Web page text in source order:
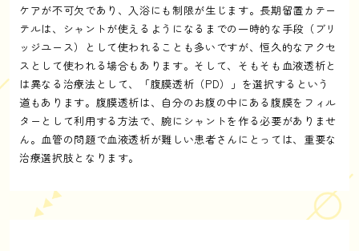
ケアが不可欠であり、入浴にも制限が生じます。長期留置カテー
テルは、シャントが使えるようになるまでの一時的な手段（ブリ
ッジユース）として使われることも多いですが、恒久的なアクセ
スとして使われる場合もあります。そして、そもそも血液透析と
は異なる治療法として、「腹膜透析（PD）」を選択するという
道もあります。腹膜透析は、自分のお腹の中にある腹膜をフィル
ターとして利用する方法で、腕にシャントを作る必要がありませ
ん。血管の問題で血液透析が難しい患者さんにとっては、重要な
治療選択肢となります。